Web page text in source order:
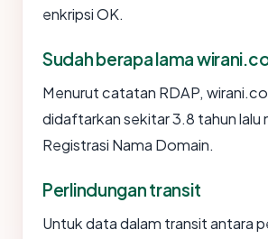
enkripsi OK.
Sudah berapa lama
Menurut catatan RDAP,
didaftarkan sekitar 3.8 tahun lalu
Registrasi Nama Domain.
Perlindungan transit
Untuk data dalam transit antara